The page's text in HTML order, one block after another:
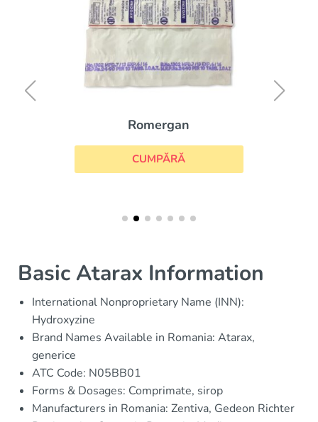
Romergan
CUMPĂRĂ
Basic Atarax Information
International Nonproprietary Name (INN):
Hydroxyzine
Brand Names Available in Romania: Atarax,
generice
ATC Code: N05BB01
Forms & Dosages: Comprimate, sirop
Manufacturers in Romania: Zentiva, Gedeon Richter